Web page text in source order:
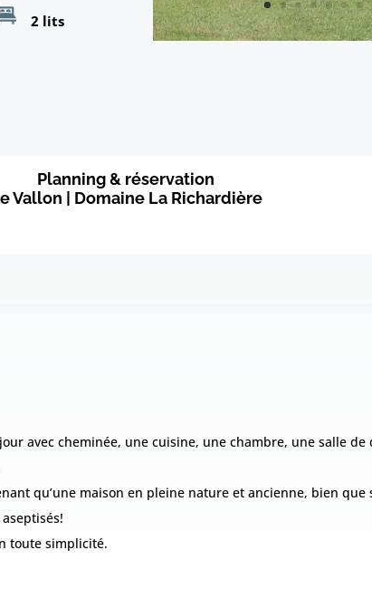
2 lits
Planning & réservation
Vallon | Domaine La Richardière
avec cheminée, une cuisine, une chambre, une salle de
qu’une maison en pleine nature et ancienne, bien que
toute simplicité.